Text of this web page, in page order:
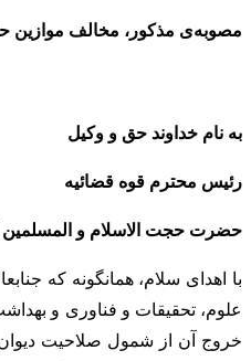
مصوبه‌ی مذکور، مخالف موازین
به نام خداوند حق و
رئیس محترم قوه قضائیه
حضرت حجت الاسلام و
با اهدای سلام، همانگونه که
علوم، تحقیقات و فناوری و